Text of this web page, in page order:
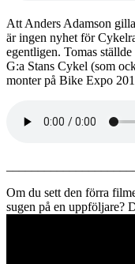
Att Anders Adamson
är ingen nyhet för
egentligen. Tomas
G:a Stans Cykel (som
monter på Bike Expo
Om du sett den förra
sugen på en uppföljare?